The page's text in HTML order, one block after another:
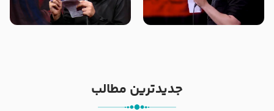
تک ، عبّاس، صاحب دل‌هاست –
حاج حنیف طاهری – عزاداری شب
من غلام نوکراتم من عاشق کربلاتم
– شور زمینه – شب هفتم – محرم
جدیدترین مطالب